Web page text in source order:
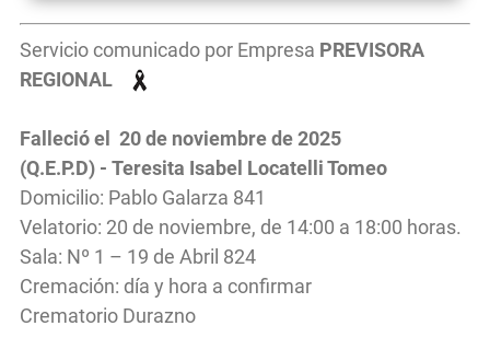
Servicio comunicado por Empresa PREVISORA
REGIONAL
Falleció el 20 de noviembre de 2025
(Q.E.P.D) - Teresita Isabel Locatelli Tomeo
Domicilio: Pablo Galarza 841
Velatorio: 20 de noviembre, de 14:00 a 18:00 horas.
Sala: Nº 1 – 19 de Abril 824
Cremación: día y hora a confirmar
Crematorio Durazno